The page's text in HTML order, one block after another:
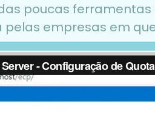
poucas
pelas empresas em